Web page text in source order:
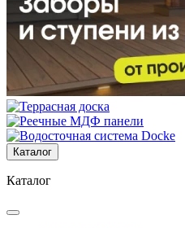
Каталог
Каталог